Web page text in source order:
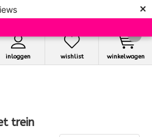
×
inloggen wishlist winkelwagen
trein